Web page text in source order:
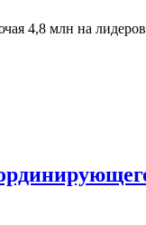
4,8 млн на